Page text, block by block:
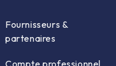
Fournisseurs &
partenaires
Compte professionnel